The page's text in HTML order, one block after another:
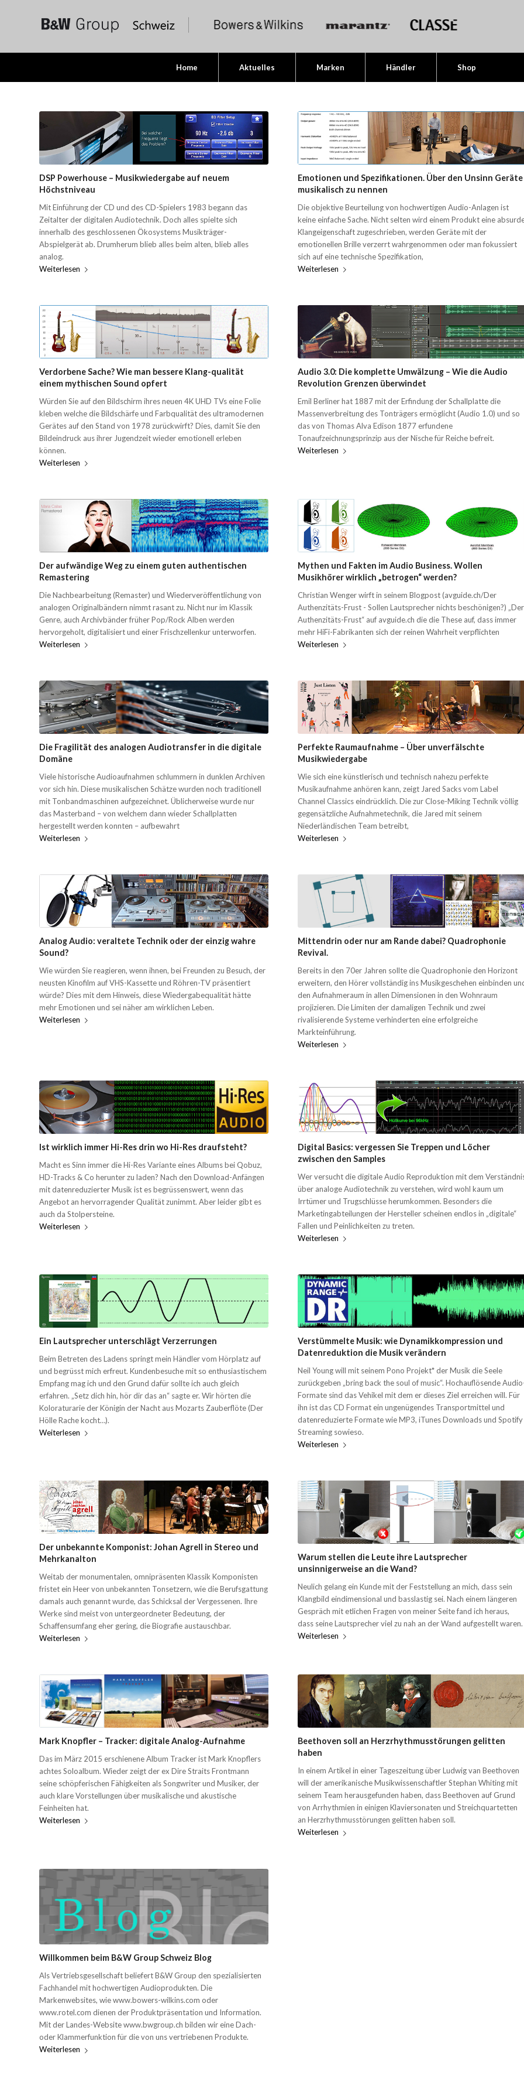
Home Aktuelles Marken Händler Shop
DSP Powerhouse – Musikwiedergabe auf neuem
Höchstniveau
Mit Einführung der CD und des CD-Spielers 1983 begann das
Zeitalter der digitalen Audiotechnik. Doch alles spielte sich
innerhalb des geschlossenen Ökosystems Musikträger-
Abspielgerät ab. Drumherum blieb alles beim alten, blieb alles
analog.
Weiterlesen
Emotionen und Spezifikationen. Über den Unsinn Geräte
musikalisch zu nennen
Die objektive Beurteilung von hochwertigen Audio-Anlagen ist
keine einfache Sache. Nicht selten wird einem Produkt eine
Klangeigenschaft zugeschrieben, werden Geräte mit der
emotionellen Brille verzerrt wahrgenommen oder man fokussiert
sich auf eine technische Spezifikation,
Weiterlesen
Verdorbene Sache? Wie man bessere Klang-qualität
einem mythischen Sound opfert
Würden Sie auf den Bildschirm ihres neuen 4K UHD TVs eine Folie
kleben welche die Bildschärfe und Farbqualität des ultramodernen
Gerätes auf den Stand von 1978 zurückwirft? Dies, damit Sie den
Bildeindruck aus ihrer Jugendzeit wieder emotionell erleben
können.
Weiterlesen
Audio 3.0: Die komplette Umwälzung – Wie die Audio
Revolution Grenzen überwindet
Emil Berliner hat 1887 mit der Erfindung der Schallplatte die
Massenverbreitung des Tonträgers ermöglicht (Audio 1.0) und so
das von Thomas Alva Edison 1877 erfundene
Tonaufzeichnungsprinzip aus der Nische für Reiche befreit.
Weiterlesen
Der aufwändige Weg zu einem guten authentischen
Remastering
Die Nachbearbeitung (Remaster) und Wiederveröffentlichung von
analogen Originalbändern nimmt rasant zu. Nicht nur im Klassik
Genre, auch Archivbänder früher Pop/Rock Alben werden
hervorgeholt, digitalisiert und einer Frischzellenkur unterworfen.
Weiterlesen
Mythen und Fakten im Audio Business. Wollen
Musikhörer wirklich „betrogen“ werden?
Christian Wenger wirft in seinem Blogpost (avguide.ch/Der
Authenzitäts-Frust - Sollen Lautsprecher nichts beschönigen?) „Der
Authenzitäts-Frust“ auf avguide.ch die die These auf, dass immer
mehr HiFi-Fabrikanten sich der reinen Wahrheit verpflichten
Weiterlesen
Die Fragilität des analogen Audiotransfer in die digitale
Domäne
Viele historische Audioaufnahmen schlummern in dunklen Archiven
vor sich hin. Diese musikalischen Schätze wurden noch traditionell
mit Tonbandmaschinen aufgezeichnet. Üblicherweise wurde nur
das Masterband – von welchem dann wieder Schallplatten
hergestellt werden konnten – aufbewahrt
Weiterlesen
Perfekte Raumaufnahme – Über unverfälschte
Musikwiedergabe
Wie sich eine künstlerisch und technisch nahezu perfekte
Musikaufnahme anhören kann, zeigt Jared Sacks vom Label
Channel Classics eindrücklich. Die zur Close-Miking Technik völlig
gegensätzliche Aufnahmetechnik, die Jared mit seinem
Niederländischen Team betreibt,
Weiterlesen
Analog Audio: veraltete Technik oder der einzig wahre
Sound?
Wie würden Sie reagieren, wenn ihnen, bei Freunden zu Besuch, der
neusten Kinofilm auf VHS-Kassette und Röhren-TV präsentiert
würde? Dies mit dem Hinweis, diese Wiedergabequalität hätte
mehr Emotionen und sei näher am wirklichen Leben.
Weiterlesen
Mittendrin oder nur am Rande dabei? Quadrophonie
Revival.
Bereits in den 70er Jahren sollte die Quadrophonie den Horizont
erweitern, den Hörer vollständig ins Musikgeschehen einbinden
den Aufnahmeraum in allen Dimensionen in den Wohnraum
projizieren. Die Limiten der damaligen Technik und zwei
rivalisierende Systeme verhinderten eine erfolgreiche
Markteinführung.
Weiterlesen
Ist wirklich immer Hi-Res drin wo Hi-Res draufsteht?
Macht es Sinn immer die Hi-Res Variante eines Albums bei Qobuz,
HD-Tracks & Co herunter zu laden? Nach den Download-Anfängen
mit datenreduzierter Musik ist es begrüssenswert, wenn das
Angebot an hervorragender Qualität zunimmt. Aber leider gibt es
auch da Stolpersteine.
Weiterlesen
Digital Basics: vergessen Sie Treppen und Löcher
zwischen den Samples
Wer versucht die digitale Audio Reproduktion mit dem
über analoge Audiotechnik zu verstehen, wird wohl kaum um
Irrtümer und Trugschlüsse herumkommen. Besonders die
Marketingabteilungen der Hersteller scheinen endlos in „digitale“
Fallen und Peinlichkeiten zu treten.
Weiterlesen
Ein Lautsprecher unterschlägt Verzerrungen
Beim Betreten des Ladens springt mein Händler vom Hörplatz auf
und begrüsst mich erfreut. Kundenbesuche mit so enthusiastischem
Empfang mag ich und den Grund dafür sollte ich auch gleich
erfahren. „Setz dich hin, hör dir das an“ sagte er. Wir hörten die
Koloraturarie der Königin der Nacht aus Mozarts Zauberflöte (Der
Hölle Rache kocht…).
Weiterlesen
Verstümmelte Musik: wie Dynamikkompression und
Datenreduktion die Musik verändern
Neil Young will mit seinem Pono Projekt* der Musik die Seele
zurückgeben „bring back the soul of music“. Hochauflösende
Formate sind das Vehikel mit dem er dieses Ziel erreichen will. Für
ihn ist das CD Format ein ungenügendes Transportmittel und
datenreduzierte Formate wie MP3, iTunes Downloads und Spotify
Streaming sowieso.
Weiterlesen
Der unbekannte Komponist: Johan Agrell in Stereo und
Mehrkanalton
Weitab der monumentalen, omnipräsenten Klassik Komponisten
fristet ein Heer von unbekannten Tonsetzern, wie die Berufsgattung
damals auch genannt wurde, das Schicksal der Vergessenen. Ihre
Werke sind meist von untergeordneter Bedeutung, der
Schaffensumfang eher gering, die Biografie austauschbar.
Weiterlesen
Warum stellen die Leute ihre Lautsprecher
unsinnigerweise an die Wand?
Neulich gelang ein Kunde mit der Feststellung an mich, dass sein
Klangbild eindimensional und basslastig sei. Nach einem längeren
Gespräch mit etlichen Fragen von meiner Seite fand ich heraus,
dass seine Lautsprecher viel zu nah an der Wand aufgestellt waren.
Weiterlesen
Mark Knopfler – Tracker: digitale Analog-Aufnahme
Das im März 2015 erschienene Album Tracker ist Mark Knopflers
achtes Soloalbum. Wieder zeigt der ex Dire Straits Frontmann
seine schöpferischen Fähigkeiten als Songwriter und Musiker, der
auch klare Vorstellungen über musikalische und akustische
Feinheiten hat.
Weiterlesen
Beethoven soll an Herzrhythmusstörungen gelitten
haben
In einem Artikel in einer Tageszeitung über Ludwig van Beethoven
will der amerikanische Musikwissenschaftler Stephan Whiting mit
seinem Team herausgefunden haben, dass Beethoven auf Grund
von Arrhythmien in einigen Klaviersonaten und Streichquartetten
an Herzrhythmusstörungen gelitten haben soll.
Weiterlesen
Willkommen beim B&W Group Schweiz Blog
Als Vertriebsgesellschaft beliefert B&W Group den spezialisierten
Fachhandel mit hochwertigen Audioprodukten. Die
Markenwebsites, wie www.bowers-wilkins.com oder
www.rotel.com dienen der Produktpräsentation und Information.
Mit der Landes-Website www.bwgroup.ch bilden wir eine Dach-
oder Klammerfunktion für die von uns vertriebenen Produkte.
Weiterlesen